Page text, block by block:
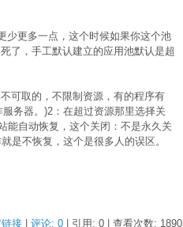
更多一点，这个时候如果你这个池
了，手工默认建立的应用池默认是超
可取的，不限制资源，有的程序有
务器。)2：在超过资源那里选择关
能自动恢复，这个关闭：不是永久关
是不恢复，这个是很多人的误区。
链接 评论: 0 | 引用: 0 | 查看次数: 1890